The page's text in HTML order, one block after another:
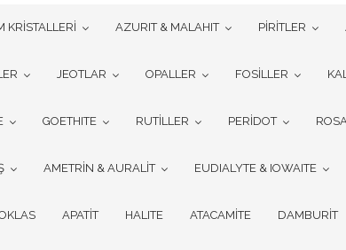
KRİSTALLERİ AZURIT & MALAHIT PİRİTLER
JEOTLAR OPALLER FOSİLLER
GOETHITE RUTİLLER PERİDOT
AMETRİN & AURALİT EUDIALYTE & IOWAITE
APATİT HALITE ATACAMİTE DAMBURİT